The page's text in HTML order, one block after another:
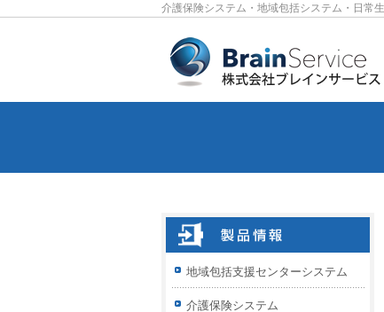
介護保険システム・地域包括システム・日常
地域包括支援センターシステム
介護保険システム